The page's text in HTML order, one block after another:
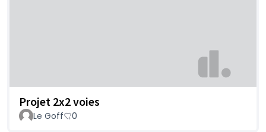
Projet 2x2 voies
Le Goff 0